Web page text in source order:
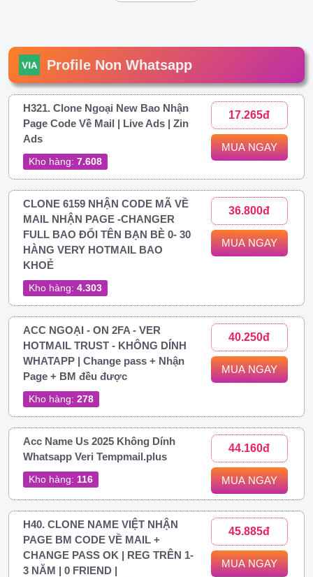
Profile Non Whatsapp
H321. Clone Ngoại New Bao Nhận
Page Code Về Mail | Live Ads | Zin
Ads
Kho hàng: 7.608
17.265đ
MUA NGAY
CLONE 6159 NHẬN CODE MÃ VỀ
MAIL NHẬN PAGE -CHANGER
FULL BAO ĐỔI TÊN BẠN BÈ 0- 30
HÀNG VERY HOTMAIL BAO
KHOẺ
Kho hàng: 4.303
36.800đ
MUA NGAY
ACC NGOẠI - ON 2FA - VER
HOTMAIL TRUST - KHÔNG DÍNH
WHATAPP | Change pass + Nhận
Page + BM đều được
Kho hàng: 278
40.250đ
MUA NGAY
Acc Name Us 2025 Không Dính
Whatsapp Veri Tempmail.plus
Kho hàng: 116
44.160đ
MUA NGAY
H40. CLONE NAME VIỆT NHẬN
PAGE BM CODE VỀ MAIL +
CHANGE PASS OK | REG TRÊN 1-
3 NĂM | 0 FRIEND |
45.885đ
MUA NGAY